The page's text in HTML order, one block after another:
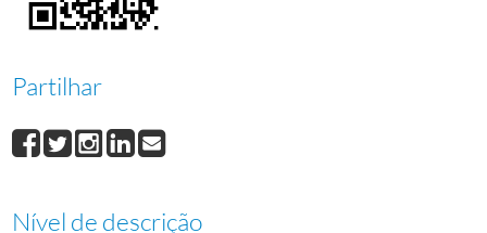
000081 Henrique Calado
000082António de Almeida
000084
(...)
Partilhar
Nível de descrição